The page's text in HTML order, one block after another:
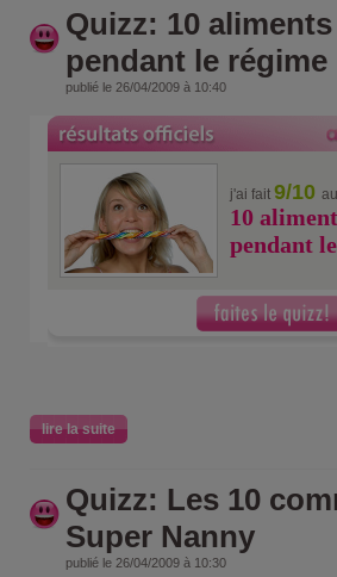
Quizz: 10
pendant le régime
publié le 26/04/2009 à 10:40
j'ai fait 9/10
10
pendant
lire la suite
Quizz: Les 10
Super Nanny
publié le 26/04/2009 à 10:30